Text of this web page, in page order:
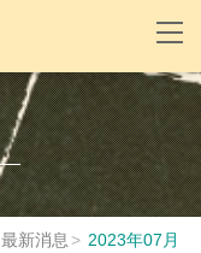
最新消息 2023年07月